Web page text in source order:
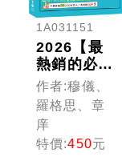
1A031151
2026【最
熱銷的必考
題庫】法學
緒論頻出題
庫〔十一
版〕（高普
考／地方特
作者:穆儀、
羅格思、章
庠
特價:450元